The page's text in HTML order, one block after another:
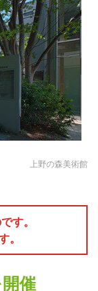
上野の森美術館
す。
。
催